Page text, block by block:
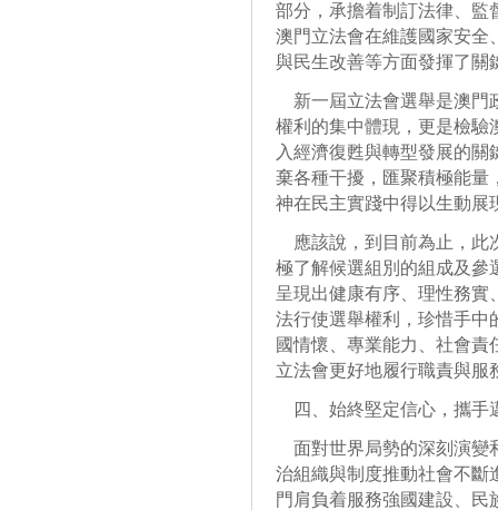
部分，承擔着制訂法律、監
澳門立法會在維護國家安全
與民生改善等方面發揮了關
新一屆立法會選舉是澳門
權利的集中體現，更是檢驗
入經濟復甦與轉型發展的
棄各種干擾，匯聚積極能量
神在民主實踐中得以生動展
應該說，到目前為止，此
極了解候選組別的組成及參
呈現出健康有序、理性務實
法行使選舉權利，珍惜手中
國情懷、專業能力、社會
立法會更好地履行職責與服
四、始終堅定信心，攜手
面對世界局勢的深刻演變
治組織與制度推動社會不斷
門肩負着服務強國建設、